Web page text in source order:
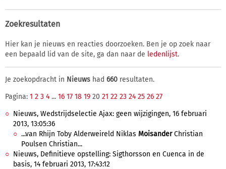
Zoekresultaten
Hier kan je nieuws en reacties doorzoeken. Ben je op zoek naar
een bepaald lid van de site, ga dan naar de ledenlijst.
Je zoekopdracht in Nieuws had 660 resultaten.
Pagina: 1 2 3 4 ... 16 17 18 19 20 21 22 23 24 25 26 27
Nieuws, Wedstrijdselectie Ajax: geen wijzigingen, 16 februari
2013, 13:05:36
...van Rhijn Toby Alderweireld Niklas MoisanderChristian
Poulsen Christian...
Nieuws, Definitieve opstelling: Sigthorsson en Cuenca in de
basis, 14 februari 2013, 17:43:12